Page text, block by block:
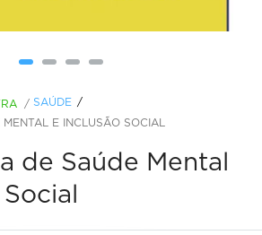
/ SAÚDE
E INCLUSÃO SOCIAL
de Saúde Mental